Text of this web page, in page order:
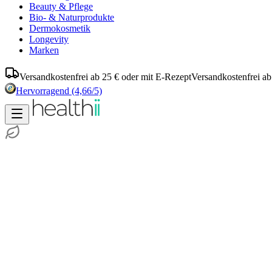
Beauty & Pflege
Bio- & Naturprodukte
Dermokosmetik
Longevity
Marken
Versandkostenfrei ab 25 € oder mit E-RezeptVersandkostenfrei
Hervorragend (4,66/5)